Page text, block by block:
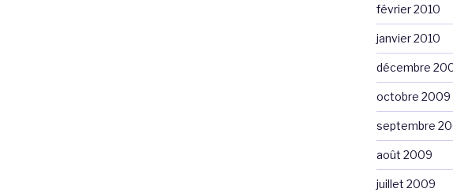
février 2010
janvier 2010
décembre
octobre 2009
septembre
août 2009
juillet 2009